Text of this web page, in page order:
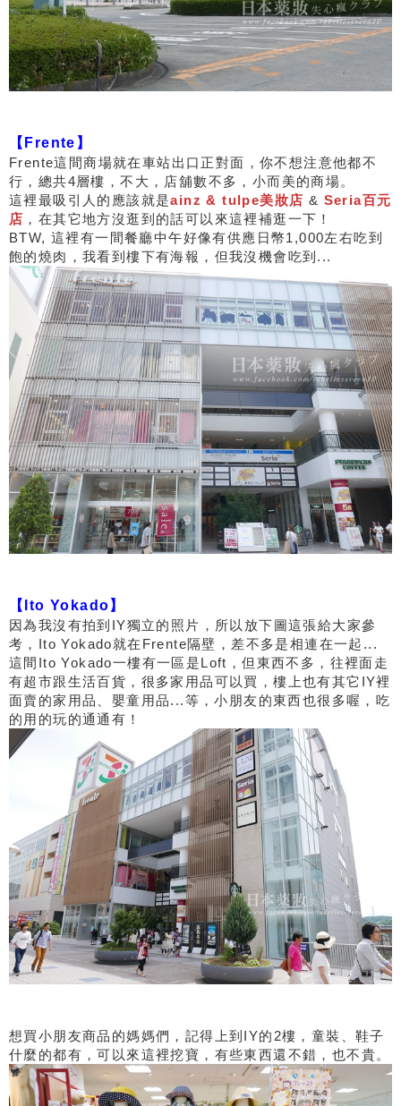
【Frente】
Frente這間商場就在車站出口正對面，你不想注意他都不
行，總共4層樓，不大，店舖數不多，小而美的商場。
這裡最吸引人的應該就是ainz & tulpe美妝店 & Seria百元
店 ，在其它地方沒逛到的話可以來這裡補逛一下！
BTW, 這裡有一間餐廳中午好像有供應日幣1,000左右吃到
飽的燒肉，我看到樓下有海報，但我沒機會吃到...
【Ito Yokado】
因為我沒有拍到IY獨立的照片，所以放下圖這張給大家參
考，Ito Yokado就在Frente隔壁，差不多是相連在一起...
這間Ito Yokado一樓有一區是Loft，但東西不多，往裡面走
有超市跟生活百貨，很多家用品可以買，樓上也有其它IY裡
面賣的家用品、嬰童用品...等，小朋友的東西也很多喔，吃
的用的玩的通通有！
想買小朋友商品的媽媽們，記得上到IY的2樓，童裝、鞋子
什麼的都有，可以來這裡挖寶，有些東西還不錯，也不貴。